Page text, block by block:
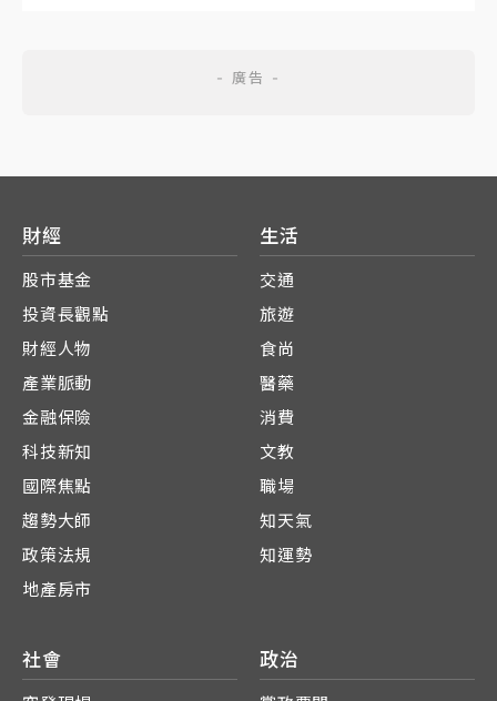
財經
股市基金
投資長觀點
財經人物
產業脈動
金融保險
科技新知
國際焦點
趨勢大師
政策法規
地產房市
生活
交通
旅遊
食尚
醫藥
消費
文教
職場
知天氣
知運勢
社會 政治